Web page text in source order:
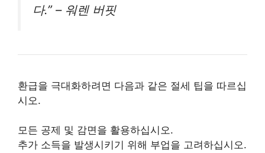
다.” – 워렌 버핏
환급을 극대화하려면 다음과 같은 절세 팁을 따르십
시오.
모든 공제 및 감면을 활용하십시오.
추가 소득을 발생시키기 위해 부업을 고려하십시오.